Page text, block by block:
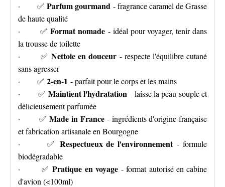
· ✅ Parfum gourmand - fragrance caramel de Grasse
de haute qualité
· ✅Format nomade - idéal pour voyager, tenir dans
la trousse de toilette
· ✅ Nettoie en douceur - respecte l'équilibre cutané
sans agresser
· ✅ 2-en-1 - parfait pour le corps et les mains
· ✅ Maintient l'hydratation - laisse la peau souple et
délicieusement parfumée
· ✅Made in France- ingrédients d'origine française
et fabrication artisanale en Bourgogne
· ✅ Respectueux de l'environnement- formule
biodégradable
· ✅Pratique en voyage- format autorisé en cabine
d'avion (<100ml)